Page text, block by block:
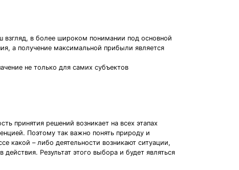
в более широком понимании под основной
а получение максимальной прибыли является
не только для самих субъектов
принятия решений возникает на всех этапах
Поэтому так важно понять природу и
какой – либо деятельности возникают ситуации,
Результат этого выбора и будет являться